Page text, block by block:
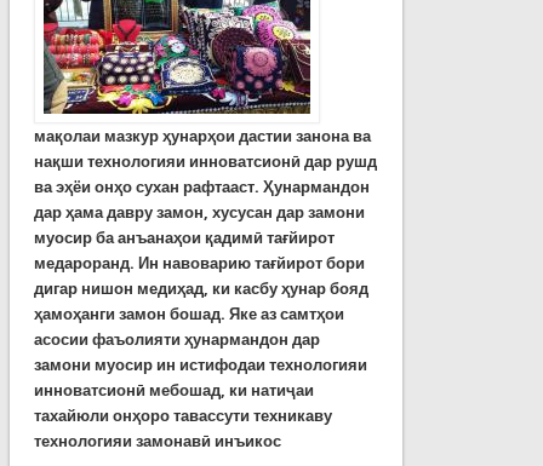
мақолаи мазкур ҳунарҳои дастии занона ва
нақши технологияи инноватсионӣ дар рушд
ва эҳёи онҳо сухан рафтааст. Ҳунармандон
дар ҳама давру замон, хусусан дар замони
муосир ба анъанаҳои қадимӣ тағйирот
медароранд. Ин навоварию тағйирот бори
дигар нишон медиҳад, ки касбу ҳунар бояд
ҳамоҳанги замон бошад. Яке аз самтҳои
асосии фаъолияти ҳунармандон дар
замони муосир ин истифодаи технологияи
инноватсионӣ мебошад, ки натиҷаи
тахайюли онҳоро тавассути техникаву
технологияи замонавӣ инъикос